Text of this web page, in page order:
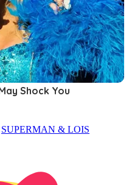
SUPERMAN & LOIS